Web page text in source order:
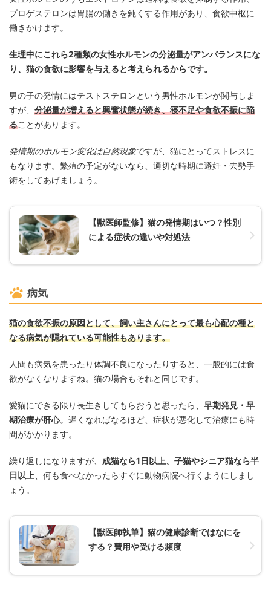
プロゲステロンは胃腸の働きを鈍くする作用があり、食欲中枢に
働きかけます。
生理中にこれら2種類の女性ホルモンの分泌量がアンバランスにな
り、猫の食欲に影響を与えると考えられるからです。
男の子の発情にはテストステロンという男性ホルモンが関与しま
すが、 分泌量が増えると興奮状態が続き、寝不足や食欲不振に陥
ることがあります。
発情期のホルモン変化は自然現象ですが、猫にとってストレスに
もなります。繁殖の予定がないなら、適切な時期に避妊・去勢手
術をしてあげましょう。
【獣医師監修】猫の発情期はいつ？性別
による症状の違いや対処法
病気
猫の食欲不振の原因として、飼い主さんにとって最も心配の種と
なる病気が隠れている可能性もあります。
人間も病気を患ったり体調不良になったりすると、一般的には食
欲がなくなりますね。猫の場合もそれと同じです。
愛猫にできる限り長生きしてもらおうと思ったら、 早期発見・早
期治療が肝心。遅くなればなるほど、症状が悪化して治療にも時
間がかかります。
繰り返しになりますが、 成猫なら1日以上、子猫やシニア猫なら半
日以上、何も食べなかったらすぐに動物病院へ行くようにしまし
ょう。
【獣医師執筆】猫の健康診断ではなにを
する？費用や受ける頻度